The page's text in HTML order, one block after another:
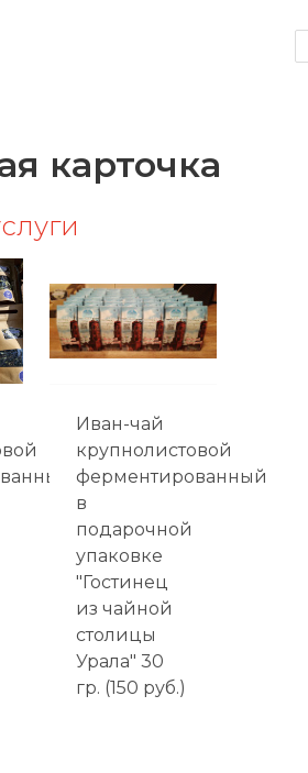
карточка
Иван-чай
крупнолистовой
ферментированный
в
подарочной
упаковке
"Гостинец
из чайной
столицы
Урала" 30
гр. (150 руб.)